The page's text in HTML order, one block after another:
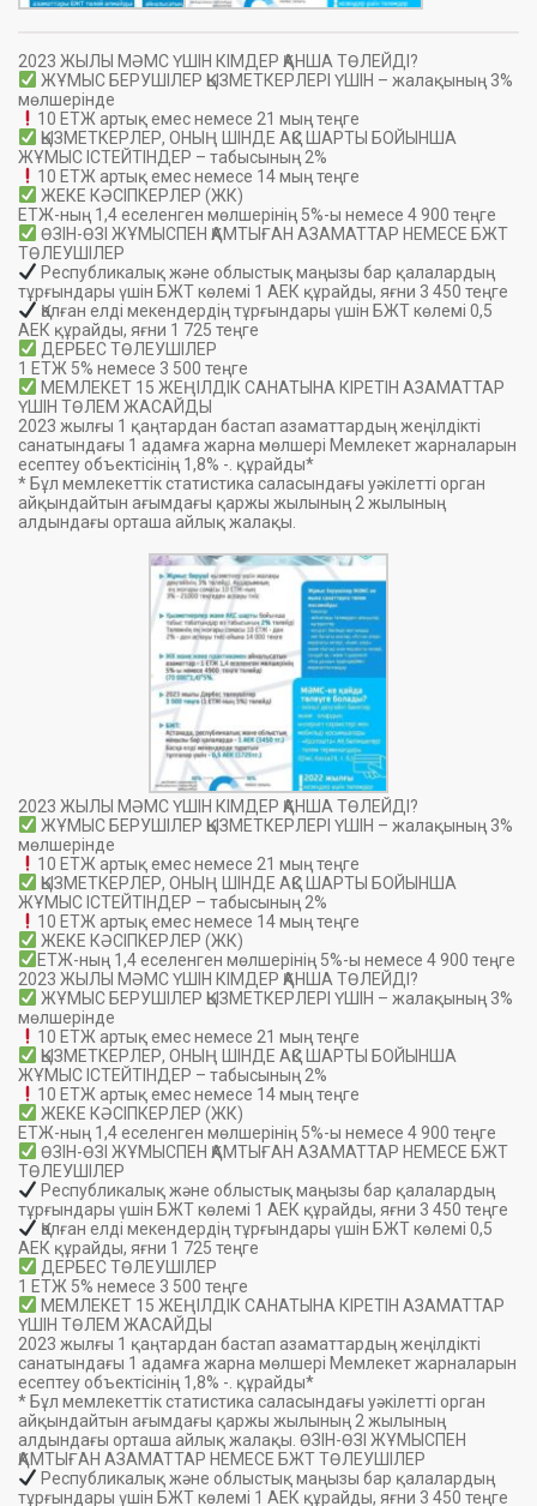
2023 ЖЫЛЫ МӘМС ҮШІН КІМДЕР ҚАНША ТӨЛЕЙДІ?
ЖҰМЫС БЕРУШІЛЕР ҚЫЗМЕТКЕРЛЕРІ ҮШІН – жалақының 3%
мөлшерінде
10 ЕТЖ артық емес немесе 21 мың теңге
ҚЫЗМЕТКЕРЛЕР, ОНЫҢ ШІНДЕ АҚС ШАРТЫ БОЙЫНША
ЖҰМЫС ІСТЕЙТІНДЕР – табысының 2%
10 ЕТЖ артық емес немесе 14 мың теңге
ЖЕКЕ КӘСІПКЕРЛЕР (ЖК)
ЕТЖ-ның 1,4 еселенген мөлшерінің 5%-ы немесе 4 900 теңге
ӨЗІН-ӨЗІ ЖҰМЫСПЕН ҚАМТЫҒАН АЗАМАТТАР НЕМЕСЕ БЖТ
ТӨЛЕУШІЛЕР
Республикалық және облыстық маңызы бар қалалардың
тұрғындары үшін БЖТ көлемі 1 АЕК құрайды, яғни 3 450 теңге
Қалған елді мекендердің тұрғындары үшін БЖТ көлемі 0,5
АЕК құрайды, яғни 1 725 теңге
ДЕРБЕС ТӨЛЕУШІЛЕР
1 ЕТЖ 5% немесе 3 500 теңге
МЕМЛЕКЕТ 15 ЖЕҢІЛДІК САНАТЫНА КІРЕТІН АЗАМАТТАР
ҮШІН ТӨЛЕМ ЖАСАЙДЫ
2023 жылғы 1 қаңтардан бастап азаматтардың жеңілдікті
санатындағы 1 адамға жарна мөлшері Мемлекет жарналарын
есептеу объектісінің 1,8% -. құрайды*
* Бұл мемлекеттік статистика саласындағы уәкілетті орган
айқындайтын ағымдағы қаржы жылының 2 жылының
алдындағы орташа айлық жалақы.
2023 ЖЫЛЫ МӘМС ҮШІН КІМДЕР ҚАНША ТӨЛЕЙДІ?
ЖҰМЫС БЕРУШІЛЕР ҚЫЗМЕТКЕРЛЕРІ ҮШІН – жалақының 3%
мөлшерінде
10 ЕТЖ артық емес немесе 21 мың теңге
ҚЫЗМЕТКЕРЛЕР, ОНЫҢ ШІНДЕ АҚС ШАРТЫ БОЙЫНША
ЖҰМЫС ІСТЕЙТІНДЕР – табысының 2%
10 ЕТЖ артық емес немесе 14 мың теңге
ЖЕКЕ КӘСІПКЕРЛЕР (ЖК)
ЕТЖ-ның 1,4 еселенген мөлшерінің 5%-ы немесе 4 900 теңге
2023 ЖЫЛЫ МӘМС ҮШІН КІМДЕР ҚАНША ТӨЛЕЙДІ?
ЖҰМЫС БЕРУШІЛЕР ҚЫЗМЕТКЕРЛЕРІ ҮШІН – жалақының 3%
мөлшерінде
10 ЕТЖ артық емес немесе 21 мың теңге
ҚЫЗМЕТКЕРЛЕР, ОНЫҢ ШІНДЕ АҚС ШАРТЫ БОЙЫНША
ЖҰМЫС ІСТЕЙТІНДЕР – табысының 2%
10 ЕТЖ артық емес немесе 14 мың теңге
ЖЕКЕ КӘСІПКЕРЛЕР (ЖК)
ЕТЖ-ның 1,4 еселенген мөлшерінің 5%-ы немесе 4 900 теңге
ӨЗІН-ӨЗІ ЖҰМЫСПЕН ҚАМТЫҒАН АЗАМАТТАР НЕМЕСЕ БЖТ
ТӨЛЕУШІЛЕР
Республикалық және облыстық маңызы бар қалалардың
тұрғындары үшін БЖТ көлемі 1 АЕК құрайды, яғни 3 450 теңге
Қалған елді мекендердің тұрғындары үшін БЖТ көлемі 0,5
АЕК құрайды, яғни 1 725 теңге
ДЕРБЕС ТӨЛЕУШІЛЕР
1 ЕТЖ 5% немесе 3 500 теңге
МЕМЛЕКЕТ 15 ЖЕҢІЛДІК САНАТЫНА КІРЕТІН АЗАМАТТАР
ҮШІН ТӨЛЕМ ЖАСАЙДЫ
2023 жылғы 1 қаңтардан бастап азаматтардың жеңілдікті
санатындағы 1 адамға жарна мөлшері Мемлекет жарналарын
есептеу объектісінің 1,8% -. құрайды*
* Бұл мемлекеттік статистика саласындағы уәкілетті орган
айқындайтын ағымдағы қаржы жылының 2 жылының
алдындағы орташа айлық жалақы. ӨЗІН-ӨЗІ ЖҰМЫСПЕН
ҚАМТЫҒАН АЗАМАТТАР НЕМЕСЕ БЖТ ТӨЛЕУШІЛЕР
Республикалық және облыстық маңызы бар қалалардың
тұрғындары үшін БЖТ көлемі 1 АЕК құрайды, яғни 3 450 теңге